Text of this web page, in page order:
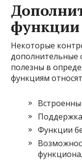
функции
Некоторые
дополнительные
полезны в
функциям
Функции